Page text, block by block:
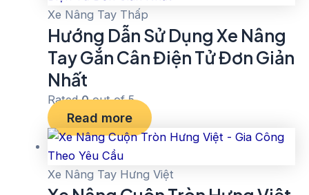
Xe Nâng Tay Thấp
Hướng Dẫn Sử Dụng Xe Nâng
Tay Gắn Cân Điện Tử Đơn Giản
Nhất
Rated0out of 5
Read more
Xe Nâng Tay Hưng Việt